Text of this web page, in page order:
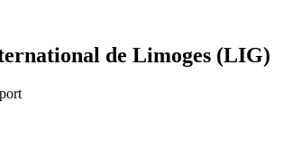
de Limoges (LIG)